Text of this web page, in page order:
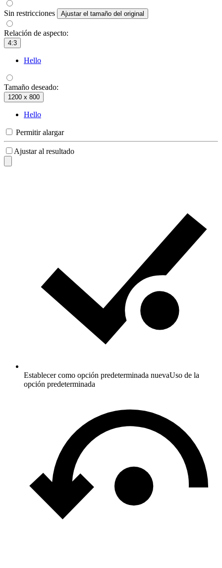
Sin restricciones Ajustar el tamaño del original
Relación de aspecto:
4:3
Hello
Tamaño deseado:
1200 x 800
Hello
Permitir alargar
Ajustar al resultado
Establecer como opción predeterminada nuevaUso de la
opción predeterminada